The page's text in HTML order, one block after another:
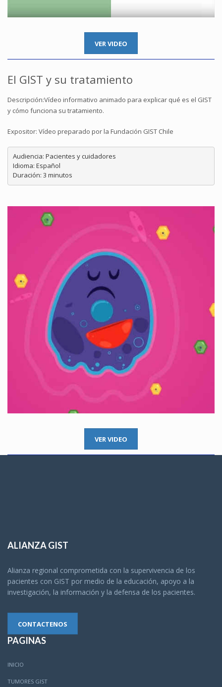
VER VIDEO
El GIST y su tratamiento
Descripción:Vídeo informativo animado para explicar qué es el GIST
y cómo funciona su tratamiento.
Expositor: Vídeo preparado por la Fundación GIST Chile
Audiencia: Pacientes y cuidadores
Idioma: Español
VER VIDEO
ALIANZA GIST
Alianza regional comprometida con la supervivencia de los
pacientes con GIST por medio de la educación, apoyo a la
investigación, la información y la defensa de los pacientes.
CONTACTENOS
PAGINAS
INICIO
TUMORES GIST